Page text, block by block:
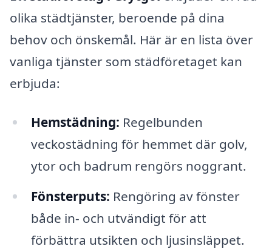
olika städtjänster, beroende på dina
behov och önskemål. Här är en lista över
vanliga tjänster som städföretaget kan
erbjuda:
Hemstädning: Regelbunden
veckostädning för hemmet där golv,
ytor och badrum rengörs noggrant.
Fönsterputs: Rengöring av fönster
både in- och utvändigt för att
förbättra utsikten och ljusinsläppet.